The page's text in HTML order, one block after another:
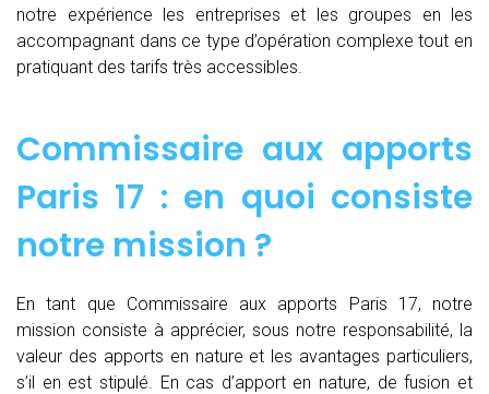
notre expérience les entreprises et les groupes en les
accompagnant dans ce type d’opération complexe tout en
pratiquant des tarifs très accessibles.
Commissaire aux apports
Paris 17 : en quoi consiste
notre mission ?
En tant que Commissaire aux apports Paris 17, notre
mission consiste à apprécier, sous notre responsabilité, la
valeur des apports en nature et les avantages particuliers,
s’il en est stipulé. En cas d’apport en nature, de fusion et